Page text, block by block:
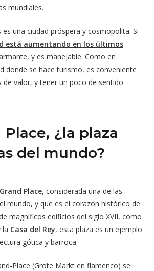
mundiales.
es una ciudad próspera y cosmopolita. Si
está aumentando en los últimos
y es manejable. Como en
donde se hace turismo, es conveniente
valor, y tener un poco de sentido
Place, ¿la plaza
del mundo?
Place, considerada una de las
mundo, y que es el corazón histórico de
magníficos edificios del siglo XVII, como
la Casa del Rey, esta plaza es un ejemplo
gótica y barroca.
Place (Grote Markt en flamenco) se